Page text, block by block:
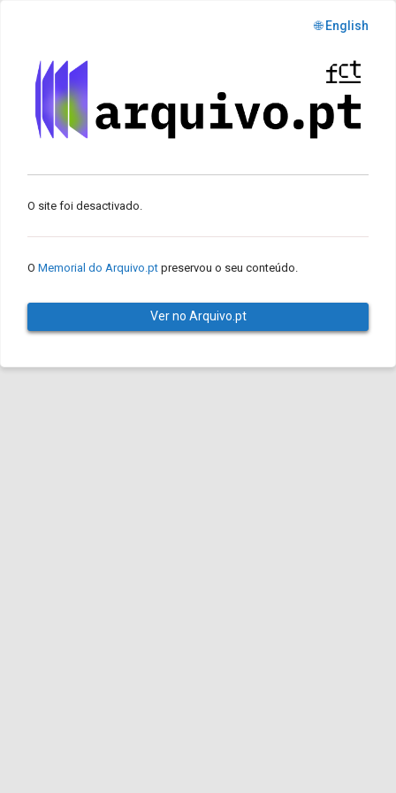
🌐 English
O site foi desactivado.
O Memorial do Arquivo.pt preservou o seu conteúdo.
Ver no Arquivo.pt